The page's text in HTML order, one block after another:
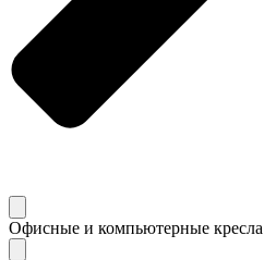
Офисные и компьютерные кресла